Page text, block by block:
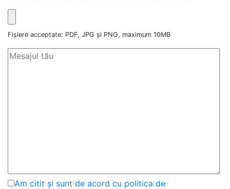
Fișiere acceptate: PDF, JPG și PNG, maximum 10MB
Am citit și sunt de acord cu politica de